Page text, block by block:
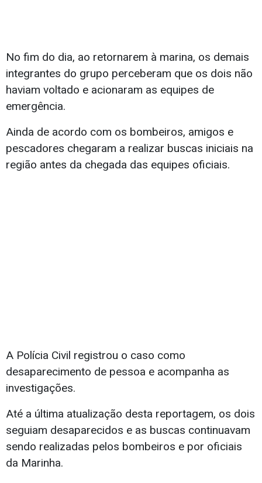
No fim do dia, ao retornarem à marina, os demais
integrantes do grupo perceberam que os dois não
haviam voltado e acionaram as equipes de
emergência.
Ainda de acordo com os bombeiros, amigos e
pescadores chegaram a realizar buscas iniciais na
região antes da chegada das equipes oficiais.
A Polícia Civil registrou o caso como
desaparecimento de pessoa e acompanha as
investigações.
Até a última atualização desta reportagem, os dois
seguiam desaparecidos e as buscas continuavam
sendo realizadas pelos bombeiros e por oficiais
da Marinha.